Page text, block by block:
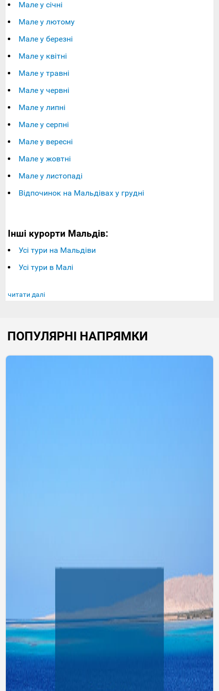
Мале у січні
Мале у лютому
Мале у березні
Мале у квітні
Мале у травні
Мале у червні
Мале у липні
Мале у серпні
Мале у вересні
Мале у жовтні
Мале у листопаді
Відпочинок на Мальдівах у грудні
Інші курорти Мальдів:
Усі тури на Мальдіви
Усі тури в Малі
читати далі
ПОПУЛЯРНІ НАПРЯМКИ